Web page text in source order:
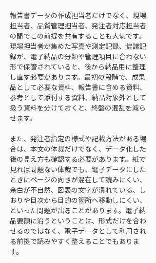
報告書データの作成担当者だけでなく、現場
担当者、品質管理担当者、発注者対応担当者
の間でこの前提を共有することも大切です。
現場担当者が集めた写真や測定記録、協議記
録が、電子納品の分類や管理項目に合わない
形で保管されていると、後から納品用に整理
し直す必要があります。最初の段階で、成果
品として必要な資料、報告書に含める資料、
参考として添付する資料、納品対象外として
扱う資料を分けておくと、終盤の混乱を減ら
せます。
また、発注者指定の様式や記載方法がある場
合は、本文の体裁だけでなく、データ化した
後の見え方も確認する必要があります。紙で
見れば問題ない体裁でも、電子データにした
ときにページの向きが混在して読みにくい、
余白が不自然、図表の文字が潰れている、し
おりや目次から目的の箇所へ移動しにくい、
といった問題が出ることがあります。電子納
品要領に沿うということは、形式だけを合わ
せるのではなく、電子データとして利用され
る前提で読みやすく整えることでもありま
す。